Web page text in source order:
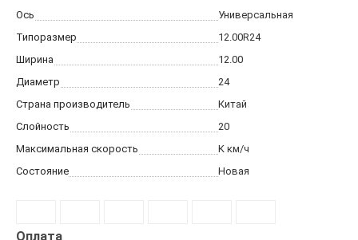
Ось
Универсальная
Типоразмер
12.00R24
Ширина
12.00
Диаметр
24
Страна производитель
Китай
Слойность
20
Максимальная скорость
Kкм/ч
Состояние
Новая
Оплата